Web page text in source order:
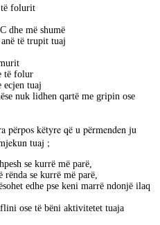
të folurit
dhe më shumë
të trupit tuaj
të folur
ecjen tuaj
nuk lidhen qartë me gripin ose
përpos këtyre që u përmenden ju
tuaj ;
se kurrë më parë,
rënda se kurrë më parë,
edhe pse keni marrë ndonjë ilaq
ose të bëni aktivitetet tuaja